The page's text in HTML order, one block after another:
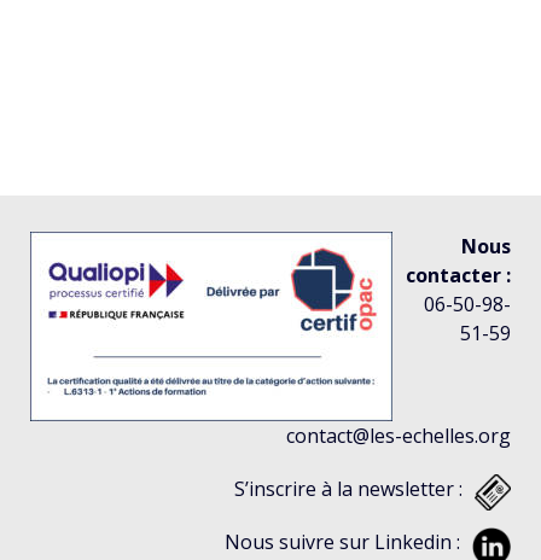
Nous
contacter :
06-50-98-
51-59
contact@les-echelles.org
S’inscrire à la newsletter :
Nous suivre sur Linkedin :